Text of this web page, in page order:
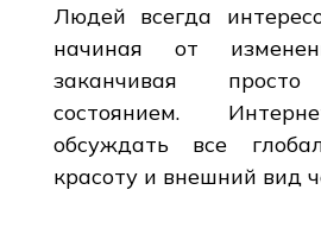
Людей всегда
начиная от
заканчивая
состоянием.
обсуждать все
красоту и внешний вид